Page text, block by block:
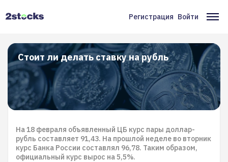
Меню
учётной
записи
пользователя
Регистрация Войти
Стоит ли делать ставку на рубль
На 18 февраля объявленный ЦБ курс пары доллар-
рубль составляет 91,43. На прошлой неделе во вторник
курс Банка России составлял 96,78. Таким образом,
официальный курс вырос на 5,5%.